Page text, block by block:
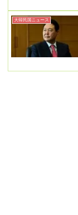
大韓民国ニュース